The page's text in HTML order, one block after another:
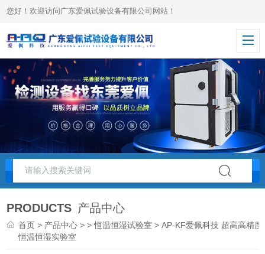
您好！欢迎访问广东爱佩试验设备有限公司网站！
PRODUCTS 产品中心
首页 > 产品中心 > >恒温恒湿试验室 > AP-KF爱佩科技 超高高精度
恒温恒湿实验室